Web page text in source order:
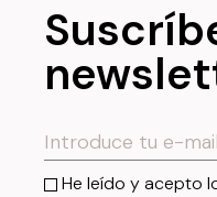
He leído y acepto